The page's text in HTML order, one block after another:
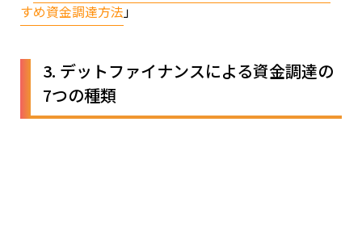
すめ資金調達方法」
3. デットファイナンスによる資金調達の
7つの種類